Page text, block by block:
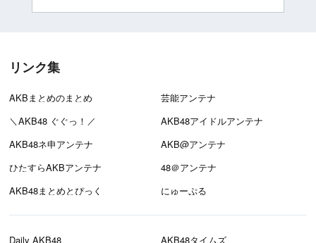
リンク集
AKBまとめのまとめ
芸能アンテナ
＼AKB48 ぐぐっ！／
AKB48アイドルアンテナ
AKB48ネ申アンテナ
AKB@アンテナ
ひたすらAKBアンテナ
48＠アンテナ
AKB48まとめとぴっく
にゅーぷる
Daily AKB48 AKB48タイムズ